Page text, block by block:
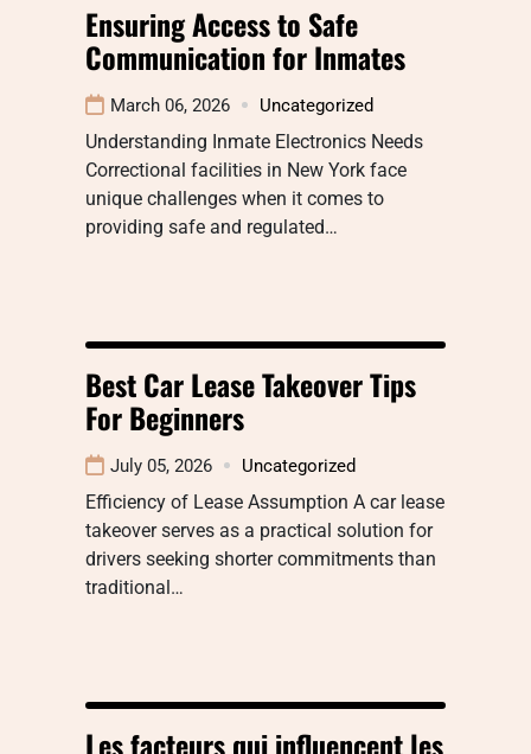
Ensuring Access to Safe
Communication for Inmates
March 06, 2026 Uncategorized
Understanding Inmate Electronics Needs
Correctional facilities in New York face
unique challenges when it comes to
providing safe and regulated…
Best Car Lease Takeover Tips
For Beginners
July 05, 2026 Uncategorized
Efficiency of Lease Assumption A car lease
takeover serves as a practical solution for
drivers seeking shorter commitments than
traditional…
Les facteurs qui influencent les